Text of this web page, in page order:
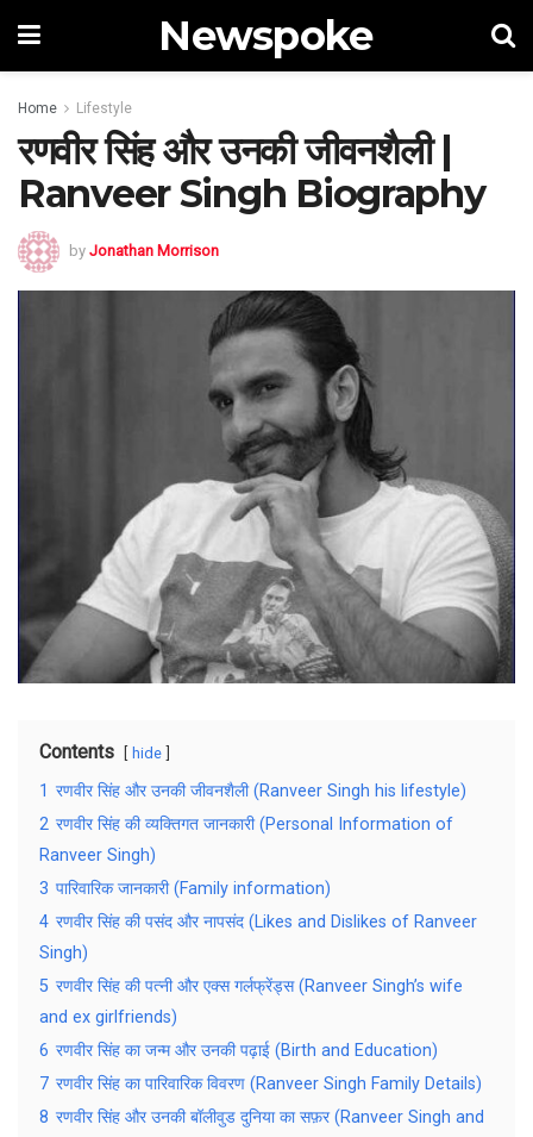
Newspoke
Home Lifestyle
रणवीर सिंह और उनकी जीवनशैली |
Ranveer Singh Biography
by Jonathan Morrison
Contents hide
1 रणवीर सिंह और उनकी जीवनशैली (Ranveer Singh his lifestyle)
2 रणवीर सिंह की व्यक्तिगत जानकारी (Personal Information of
Ranveer Singh)
3 पारिवारिक जानकारी (Family information)
4 रणवीर सिंह की पसंद और नापसंद (Likes and Dislikes of Ranveer
Singh)
5 रणवीर सिंह की पत्नी और एक्स गर्लफ्रेंड्स (Ranveer Singh’s wife
and ex girlfriends)
6 रणवीर सिंह का जन्म और उनकी पढ़ाई (Birth and Education)
7 रणवीर सिंह का पारिवारिक विवरण (Ranveer Singh Family Details)
8 रणवीर सिंह और उनकी बॉलीवुड दुनिया का सफ़र (Ranveer Singh and